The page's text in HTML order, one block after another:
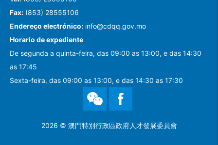
Fax: (853) 28555106
Endereço electrónico: info@cdqq.gov.mo
Horario de expediente
De segunda a quinta-feira, das 09:00 as 13:00, e das 14:30
as 17:45
Sexta-feira, das 09:00 as 13:00, e das 14:30 as 17:30
2026 © 澳門特別行政區政府人才發展委員會